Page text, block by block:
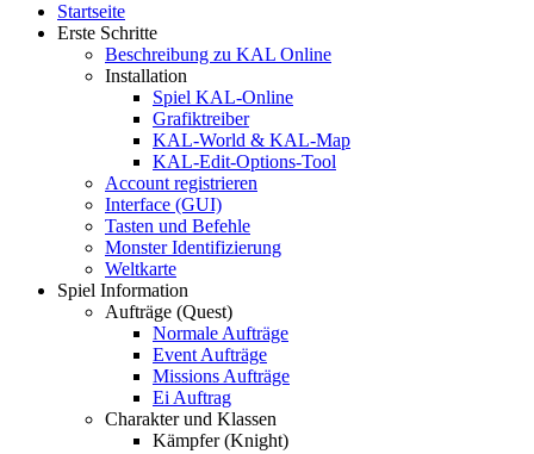
Startseite
Erste Schritte
Beschreibung zu KAL Online
Installation
Spiel KAL-Online
Grafiktreiber
KAL-World & KAL-Map
KAL-Edit-Options-Tool
Account registrieren
Interface (GUI)
Tasten und Befehle
Monster Identifizierung
Weltkarte
Spiel Information
Aufträge (Quest)
Normale Aufträge
Event Aufträge
Missions Aufträge
Ei Auftrag
Charakter und Klassen
Kämpfer (Knight)